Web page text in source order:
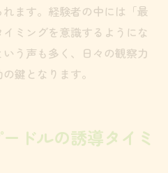
ます。経験者の中には「最
ミングを意識するようにな
う声も多く、日々の観察力
鍵となります。
ドルの誘導タイミ